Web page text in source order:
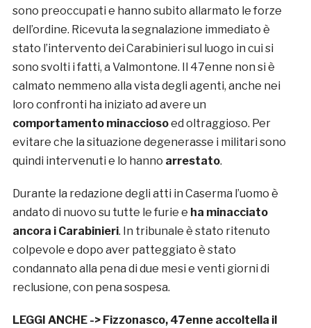
sono preoccupati e hanno subito allarmato le forze
dell’ordine. Ricevuta la segnalazione immediato è
stato l’intervento dei Carabinieri sul luogo in cui si
sono svolti i fatti, a Valmontone. Il 47enne non si è
calmato nemmeno alla vista degli agenti, anche nei
loro confronti ha iniziato ad avere un
comportamento minacciosoed oltraggioso. Per
evitare che la situazione degenerasse i militari sono
quindi intervenuti e lo hanno arrestato.
Durante la redazione degli atti in Caserma l’uomo è
andato di nuovo su tutte le furie e ha minacciato
ancora i Carabinieri. In tribunale è stato ritenuto
colpevole e dopo aver patteggiato è stato
condannato alla pena di due mesi e venti giorni di
reclusione, con pena sospesa.
LEGGI ANCHE -> Fizzonasco, 47enne accoltella il